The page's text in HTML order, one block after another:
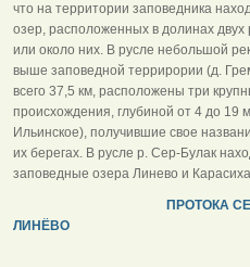
что на территории заповедника
озер, расположенных в долинах
или около них. В русле небольшой
выше заповедной террирории (д.
всего 37,5 км, расположены три
происхождения, глубиной от 4 до 19
Ильинское), получившие свое
их берегах. В русле р. Сер-Булак
заповедные озера Линево и
ПРОТОКА
ЛИНЁВО